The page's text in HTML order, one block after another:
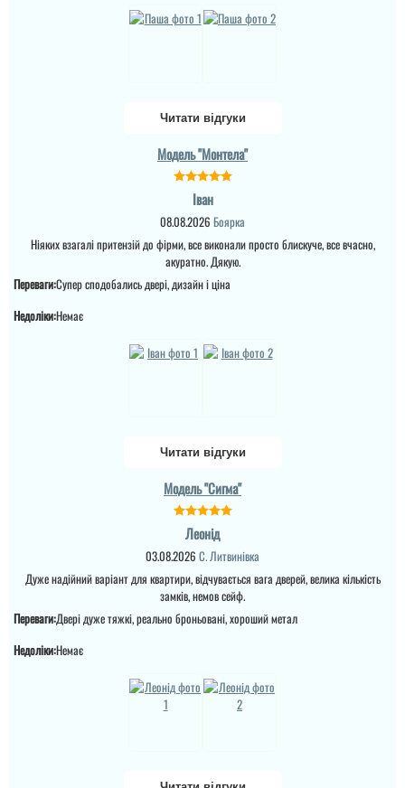
гроші. Так гроші не малі,
читати всі відгуки
це відчувається ...
Встановили на
слідуючий день, двері
менеджерів, встановили
на слідуючий день все
Читати відгуки
Модель "Монтела"
Іван
08.08.2026 Боярка
Ніяких взагалі притензій до фірми, все виконали просто блискуче, все вчасно,
акуратно. Дякую.
Переваги:Супер сподобались двері, дизайн і ціна
Недоліки:Немає
Читати відгуки
Модель "Сигма"
Леонід
03.08.2026 С. Литвинівка
Дуже надійний варіант для квартири, відчувається вага дверей, велика кількість
замків, немов сейф.
Переваги:Двері дуже тяжкі, реально броньовані, хороший метал
Недоліки:Немає